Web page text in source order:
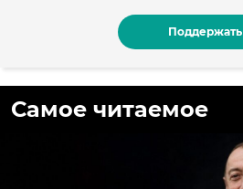
Поддержать
Самое читаемое